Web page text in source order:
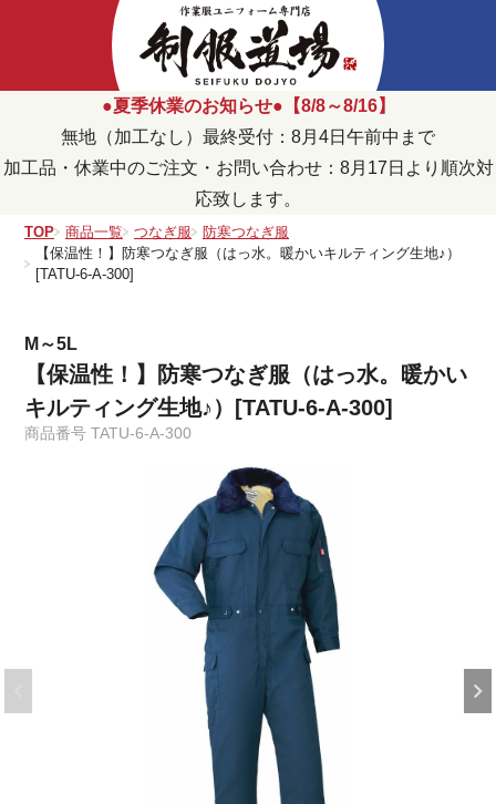
●夏季休業のお知らせ●【8/8～8/16】
無地（加工なし）最終受付：8月4日午前中まで
加工品・休業中のご注文・お問い合わせ：8月17日より順次対
応致します。
TOP 商品一覧 つなぎ服
防寒つなぎ服
【保温性！】防寒つなぎ服（はっ水。暖かいキルティング生地♪）
[TATU-6-A-300]
M～5L
【保温性！】防寒つなぎ服（はっ水。暖かい
キルティング生地♪）[TATU-6-A-300]
商品番号 TATU-6-A-300